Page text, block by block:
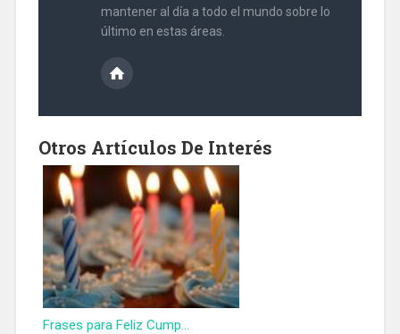
mantener al día a todo el mundo sobre lo
último en estas áreas.
Otros Artículos De Interés
Frases para Feliz Cump...